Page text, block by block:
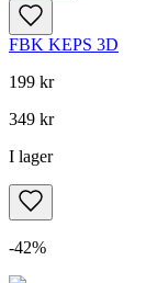
FBK KEPS 3D
199 kr
349 kr
I lager
-42%